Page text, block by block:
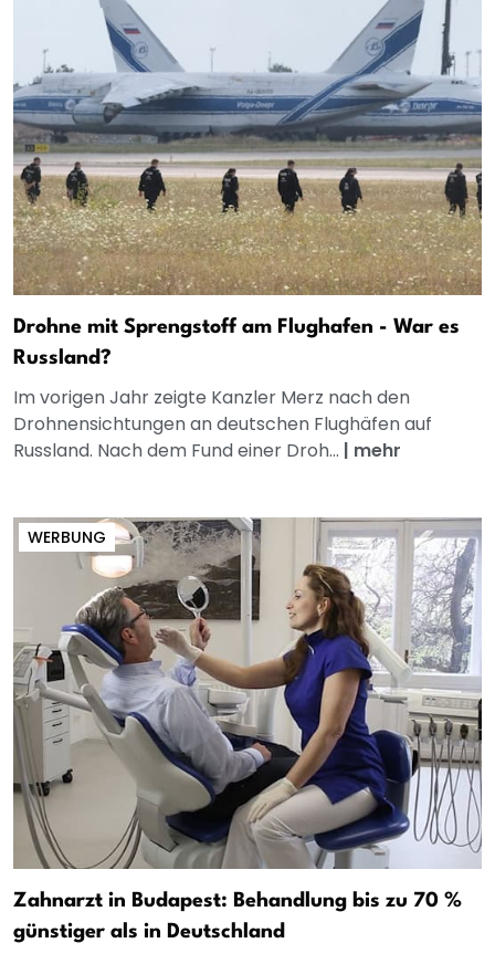
Drohne mit Sprengstoff am Flughafen - War es
Russland?
Im vorigen Jahr zeigte Kanzler Merz nach den
Drohnensichtungen an deutschen Flughäfen auf
Russland. Nach dem Fund einer Droh... | mehr
WERBUNG
Zahnarzt in Budapest: Behandlung bis zu 70 %
günstiger als in Deutschland